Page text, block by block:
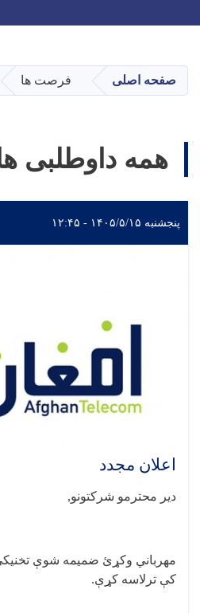
main
صفحه اصلی فرصت ها
همه داوطلبی
پنجشنبه ۱۴۰۵/۵/۱۵ - ۱۲:۴۵
اعلان مجدد
دیر محترمو شرکتونو,
مهرباني وکړئ ضمیمه شوې
کې ترلاسه کړې.